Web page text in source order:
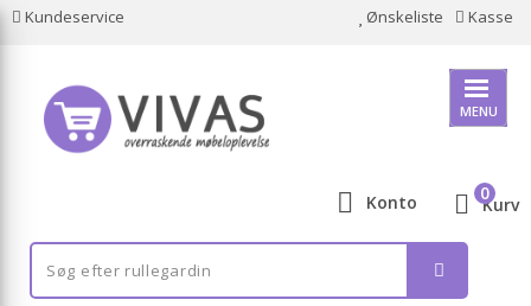
Kundeservice Ønskeliste Kasse
MENU
Konto Kurv
0